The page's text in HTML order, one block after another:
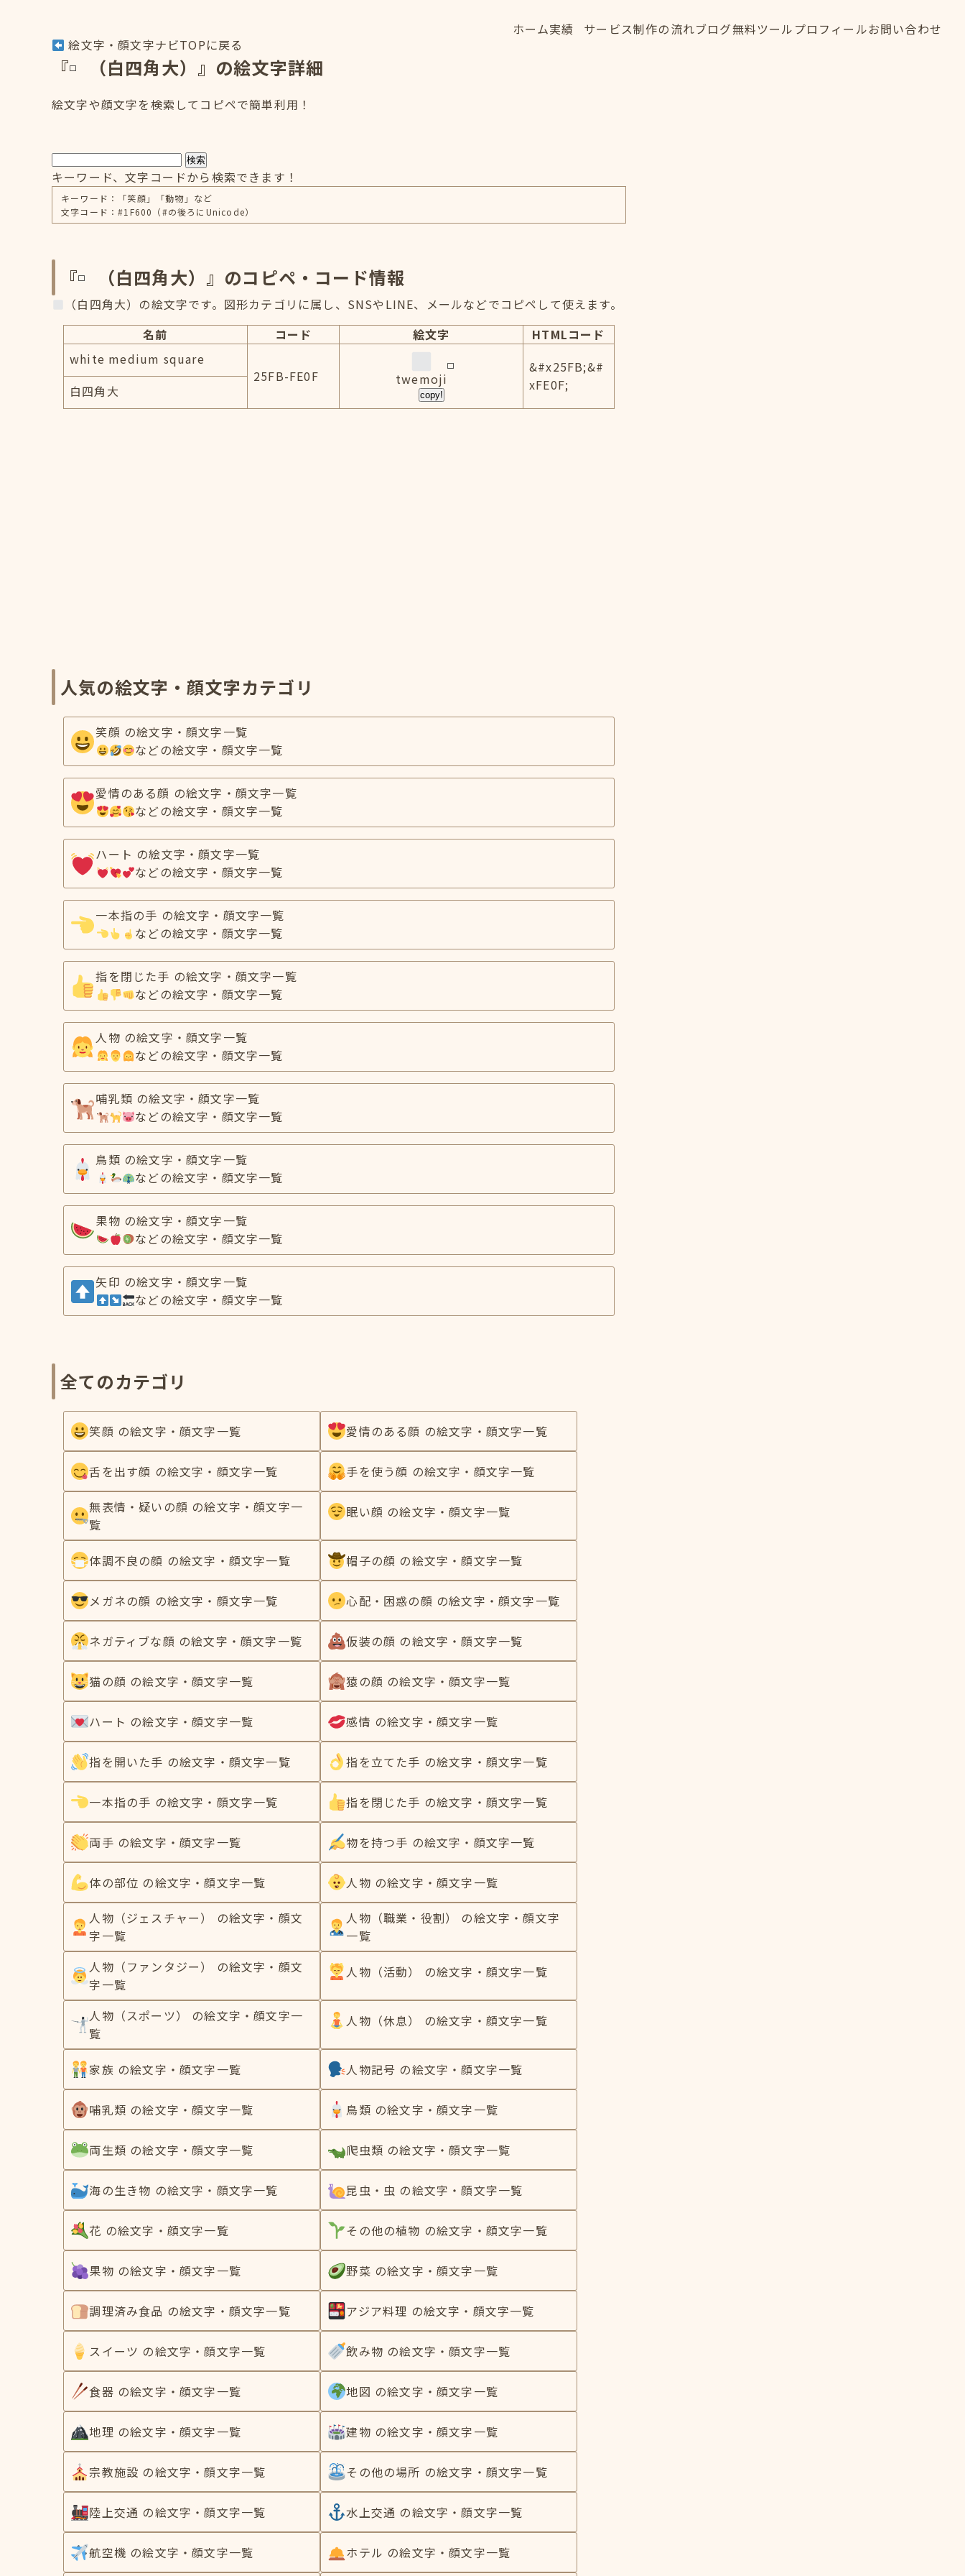
ホーム実績
サービス制作の流れブログ無料ツール プロフィールお問い合わせ
絵文字・顔文字ナビTOPに戻る
『 （白四角大）』の絵文字詳細
絵文字や顔文字を検索してコピペで簡単利用！
検索
キーワード、文字コードから検索できます！
キーワード：「笑顔」「動物」など
文字コード：#1F600（#の後ろにUnicode）
『 （白四角大）』のコピペ・コード情報
（白四角大）の絵文字です。図形カテゴリに属し、SNSやLINE、メールなどでコピペして使えます。
名前
コード 絵文字
HTMLコード
white medium square
25FB-FE0F
twemoji
copy!
&#x25FB;&#
xFE0F;
白四角大
人気の絵文字・顔文字カテゴリ
笑顔 の絵文字・顔文字一覧
などの絵文字・顔文字一覧
愛情のある顔 の絵文字・顔文字一覧
などの絵文字・顔文字一覧
ハート の絵文字・顔文字一覧
などの絵文字・顔文字一覧
一本指の手 の絵文字・顔文字一覧
などの絵文字・顔文字一覧
指を閉じた手 の絵文字・顔文字一覧
などの絵文字・顔文字一覧
人物 の絵文字・顔文字一覧
などの絵文字・顔文字一覧
哺乳類 の絵文字・顔文字一覧
などの絵文字・顔文字一覧
鳥類 の絵文字・顔文字一覧
などの絵文字・顔文字一覧
果物 の絵文字・顔文字一覧
などの絵文字・顔文字一覧
矢印 の絵文字・顔文字一覧
などの絵文字・顔文字一覧
全てのカテゴリ
笑顔 の絵文字・顔文字一覧 愛情のある顔 の絵文字・顔文字一覧
舌を出す顔 の絵文字・顔文字一覧 手を使う顔 の絵文字・顔文字一覧
無表情・疑いの顔 の絵文字・顔文字一
覧
眠い顔 の絵文字・顔文字一覧
体調不良の顔 の絵文字・顔文字一覧 帽子の顔 の絵文字・顔文字一覧
メガネの顔 の絵文字・顔文字一覧 心配・困惑の顔 の絵文字・顔文字一覧
ネガティブな顔 の絵文字・顔文字一覧 仮装の顔 の絵文字・顔文字一覧
猫の顔 の絵文字・顔文字一覧 猿の顔 の絵文字・顔文字一覧
ハート の絵文字・顔文字一覧 感情 の絵文字・顔文字一覧
指を開いた手 の絵文字・顔文字一覧 指を立てた手 の絵文字・顔文字一覧
一本指の手 の絵文字・顔文字一覧 指を閉じた手 の絵文字・顔文字一覧
両手 の絵文字・顔文字一覧 物を持つ手 の絵文字・顔文字一覧
体の部位 の絵文字・顔文字一覧 人物 の絵文字・顔文字一覧
人物（ジェスチャー） の絵文字・顔文
字一覧
人物（職業・役割） の絵文字・顔文字
一覧
人物（ファンタジー） の絵文字・顔文
字一覧
人物（活動） の絵文字・顔文字一覧
人物（スポーツ） の絵文字・顔文字一
覧
人物（休息） の絵文字・顔文字一覧
家族 の絵文字・顔文字一覧 人物記号 の絵文字・顔文字一覧
哺乳類 の絵文字・顔文字一覧 鳥類 の絵文字・顔文字一覧
両生類 の絵文字・顔文字一覧 爬虫類 の絵文字・顔文字一覧
海の生き物 の絵文字・顔文字一覧 昆虫・虫 の絵文字・顔文字一覧
花 の絵文字・顔文字一覧 その他の植物 の絵文字・顔文字一覧
果物 の絵文字・顔文字一覧 野菜 の絵文字・顔文字一覧
調理済み食品 の絵文字・顔文字一覧 アジア料理 の絵文字・顔文字一覧
スイーツ の絵文字・顔文字一覧 飲み物 の絵文字・顔文字一覧
食器 の絵文字・顔文字一覧 地図 の絵文字・顔文字一覧
地理 の絵文字・顔文字一覧 建物 の絵文字・顔文字一覧
宗教施設 の絵文字・顔文字一覧 その他の場所 の絵文字・顔文字一覧
陸上交通 の絵文字・顔文字一覧 水上交通 の絵文字・顔文字一覧
航空機 の絵文字・顔文字一覧 ホテル の絵文字・顔文字一覧